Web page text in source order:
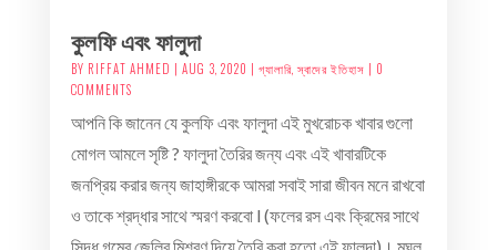
কুলফি এবং ফালুদা
BY RIFFAT AHMED | AUG 3, 2020 | গ্যালারি, স্বাদের ইতিহাস | 0
COMMENTS
আপনি কি জানেন যে কুলফি এবং ফালুদা এই মুখরোচক খাবার গুলো
মোগল আমলে সৃষ্টি ? ফালুদা তৈরির জন্য এবং এই খাবারটিকে
জনপ্রিয় করার জন্য জাহাঙ্গীরকে আমরা সবাই সারা জীবন মনে রাখবো
ও তাকে শ্রদ্ধার সাথে স্মরণ করবো l (ফলের রস এবং ক্রিমের সাথে
সিদ্ধ গমের জেলির মিশ্রণ দিয়ে তৈরি করা হতো এই ফালুদা)। মুঘল